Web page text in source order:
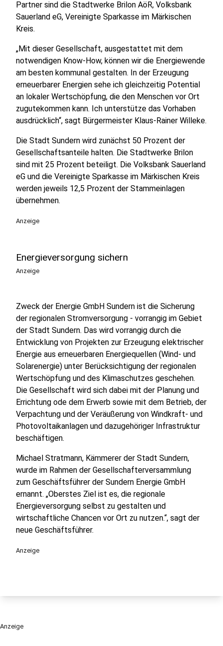
Partner sind die Stadtwerke Brilon AöR, Volksbank
Sauerland eG, Vereinigte Sparkasse im Märkischen
Kreis.
„Mit dieser Gesellschaft, ausgestattet mit dem
notwendigen Know-How, können wir die Energiewende
am besten kommunal gestalten. In der Erzeugung
erneuerbarer Energien sehe ich gleichzeitig Potential
an lokaler Wertschöpfung, die den Menschen vor Ort
zugutekommen kann. Ich unterstütze das Vorhaben
ausdrücklich“, sagt Bürgermeister Klaus-Rainer Willeke.
Die Stadt Sundern wird zunächst 50 Prozent der
Gesellschaftsanteile halten. Die Stadtwerke Brilon
sind mit 25 Prozent beteiligt. Die Volksbank Sauerland
eG und die Vereinigte Sparkasse im Märkischen Kreis
werden jeweils 12,5 Prozent der Stammeinlagen
übernehmen.
Anzeige
Energieversorgung sichern
Anzeige
Zweck der Energie GmbH Sundern ist die Sicherung
der regionalen Stromversorgung - vorrangig im Gebiet
der Stadt Sundern. Das wird vorrangig durch die
Entwicklung von Projekten zur Erzeugung elektrischer
Energie aus erneuerbaren Energiequellen (Wind- und
Solarenergie) unter Berücksichtigung der regionalen
Wertschöpfung und des Klimaschutzes geschehen.
Die Gesellschaft wird sich dabei mit der Planung und
Errichtung ode dem Erwerb sowie mit dem Betrieb, der
Verpachtung und der Veräußerung von Windkraft- und
Photovoltaikanlagen und dazugehöriger Infrastruktur
beschäftigen.
Michael Stratmann, Kämmerer der Stadt Sundern,
wurde im Rahmen der Gesellschafterversammlung
zum Geschäftsführer der Sundern Energie GmbH
ernannt. „Oberstes Ziel ist es, die regionale
Energieversorgung selbst zu gestalten und
wirtschaftliche Chancen vor Ort zu nutzen.“, sagt der
neue Geschäftsführer.
Anzeige
Anzeige